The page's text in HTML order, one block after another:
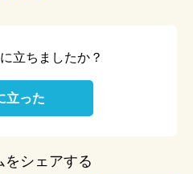
立ちましたか？
立った
をシェアする